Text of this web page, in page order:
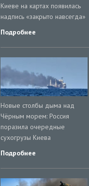
Киеве на картах появилась
надпись «закрыто навсегда»
Подробнее
Новые столбы дыма над
Чёрным морем: Россия
поразила очередные
сухогрузы Киева
Подробнее